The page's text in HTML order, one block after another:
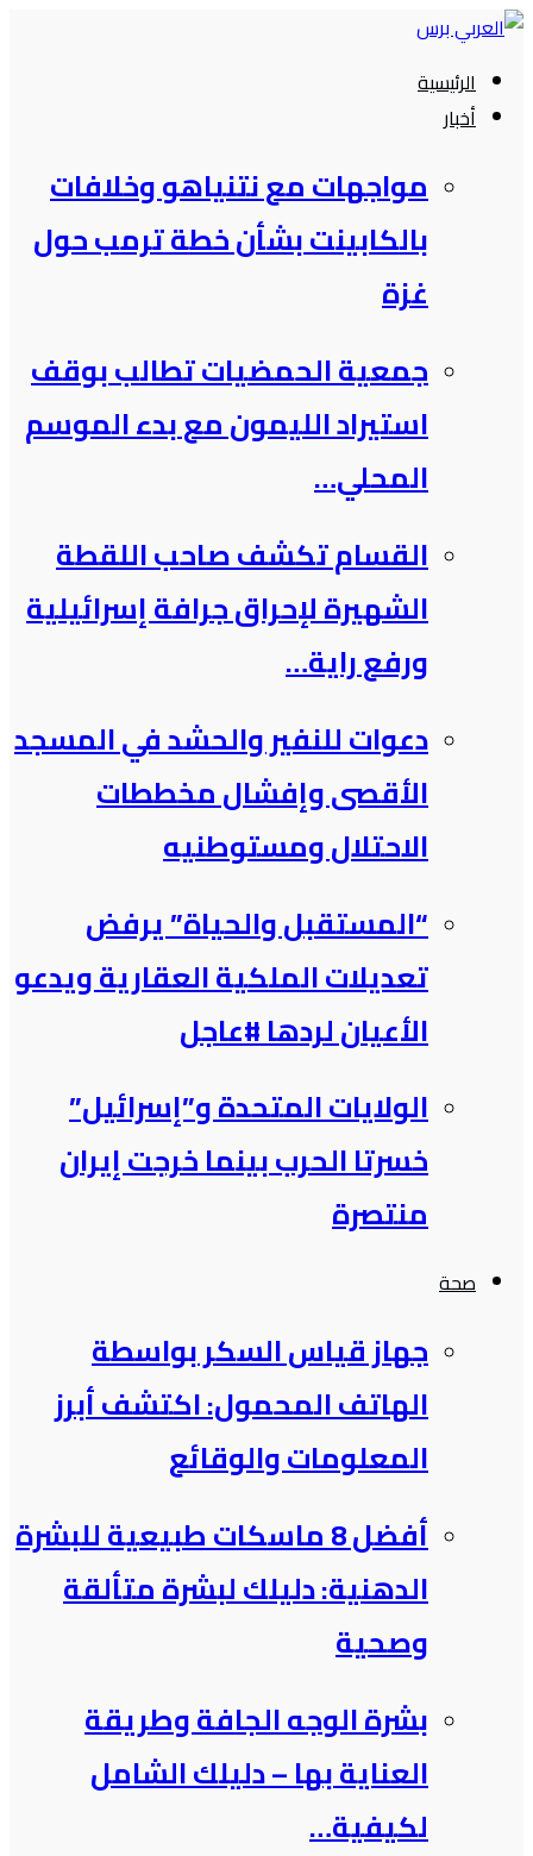
التجاوز
المحتوىالرئيسية
أخبار
مواجهات مع نتنياهو وخلافات
بالكابينت بشأن خطة ترمب حول
غزة
جمعية الحمضيات تطالب بوقف
استيراد الليمون مع بدء الموسم
المحلي…
القسام تكشف صاحب اللقطة
الشهيرة لإحراق جرافة إسرائيلية
ورفع راية…
دعوات للنفير والحشد في المسجد
الأقصى وإفشال مخططات
الاحتلال ومستوطنيه
“المستقبل والحياة” يرفض
تعديلات الملكية العقارية ويدعو
الأعيان لردها #عاجل
الولايات المتحدة و”إسرائيل”
خسرتا الحرب بينما خرجت إيران
منتصرة
صحة
جهاز قياس السكر بواسطة
الهاتف المحمول: اكتشف أبرز
المعلومات والوقائع
أفضل 8 ماسكات طبيعية للبشرة
الدهنية: دليلك لبشرة متألقة
وصحية
بشرة الوجه الجافة وطريقة
العناية بها – دليلك الشامل
لكيفية…